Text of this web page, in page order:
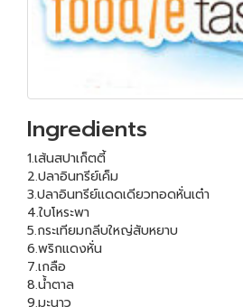
Ingredients
1.เส้นสปาเก็ตตี้
2.ปลาอินทรีย์เค็ม
3.ปลาอินทรีย์แดดเดียวทอดหั่นเต๋า
4.ใบโหระพา
5.กระเทียมกลีบใหญ่สับหยาบ
6.พริกแดงหั่น
7.เกลือ
8.น้ำตาล
9.มะนาว